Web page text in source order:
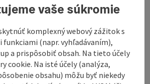
vaše súkromie
komplexný webový zážitok s
funkciami (napr. vyhľadávaním),
a prispôsobiť obsah. Na tieto účely
cookie. Na isté účely (analýza,
obsahu) môžu byť niekedy